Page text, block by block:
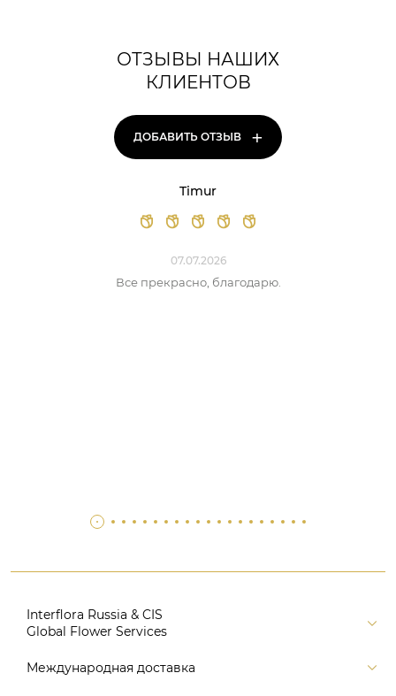
ОТЗЫВЫ НАШИХ
КЛИЕНТОВ
ДОБАВИТЬ ОТЗЫВ +
Timur
07.07.2026
Все прекрасно, благодарю.
Interflora Russia & CIS
Global Flower Services
Версия для печати
Международная доставка